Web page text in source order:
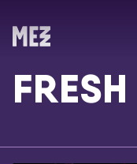
FRESH